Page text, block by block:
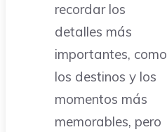
recordar los
detalles más
importantes, como
los destinos y los
momentos más
memorables, pero